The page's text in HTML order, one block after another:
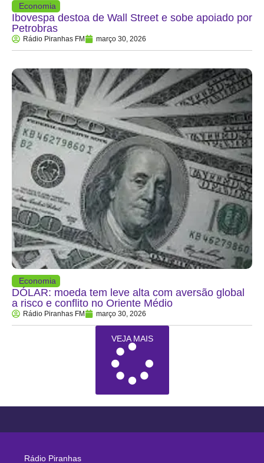
Economia
Ibovespa destoa de Wall Street e sobe apoiado por
Petrobras
Rádio Piranhas FM março 30, 2026
Economia
DÓLAR: moeda tem leve alta com aversão global
a risco e conflito no Oriente Médio
Rádio Piranhas FM março 30, 2026
VEJA MAIS
Rádio Piranhas